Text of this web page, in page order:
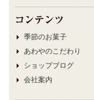
季節のお菓子
あわやのこだわり
ショップブログ
会社案内